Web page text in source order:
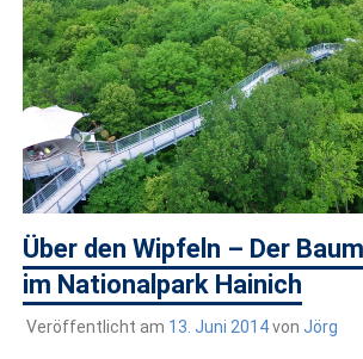
Über den Wipfeln – Der
im Nationalpark Hainich
Veröffentlicht am 13. Juni 2014von Jörg